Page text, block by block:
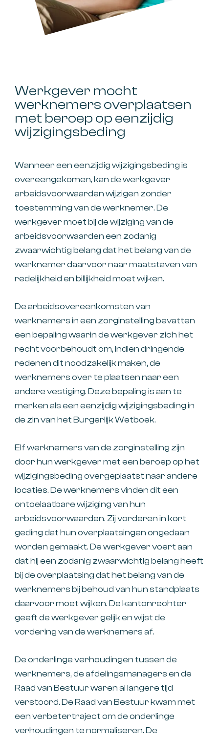
Werkgever mocht
werknemers overplaatsen
met beroep op eenzijdig
wijzigingsbeding
Wanneer een eenzijdig wijzigingsbeding is
overeengekomen, kan de werkgever
arbeidsvoorwaarden wijzigen zonder
toestemming van de werknemer. De
werkgever moet bij de wijziging van de
arbeidsvoorwaarden een zodanig
zwaarwichtig belang dat het belang van de
werknemer daarvoor naar maatstaven van
redelijkheid en billijkheid moet wijken.
De arbeidsovereenkomsten van
werknemers in een zorginstelling bevatten
een bepaling waarin de werkgever zich het
recht voorbehoudt om, indien dringende
redenen dit noodzakelijk maken, de
werknemers over te plaatsen naar een
andere vestiging. Deze bepaling is aan te
merken als een eenzijdig wijzigingsbeding in
de zin van het Burgerlijk Wetboek.
Elf werknemers van de zorginstelling zijn
door hun werkgever met een beroep op het
wijzigingsbeding overgeplaatst naar andere
locaties. De werknemers vinden dit een
ontoelaatbare wijziging van hun
arbeidsvoorwaarden. Zij vorderen in kort
geding dat hun overplaatsingen ongedaan
worden gemaakt. De werkgever voert aan
dat hij een zodanig zwaarwichtig belang heeft
bij de overplaatsing dat het belang van de
werknemers bij behoud van hun standplaats
daarvoor moet wijken. De kantonrechter
geeft de werkgever gelijk en wijst de
vordering van de werknemers af.
De onderlinge verhoudingen tussen de
werknemers, de afdelingsmanagers en de
Raad van Bestuur waren al langere tijd
verstoord. De Raad van Bestuur kwam met
een verbetertraject om de onderlinge
verhoudingen te normaliseren. De